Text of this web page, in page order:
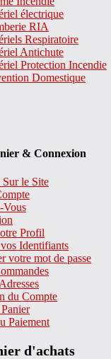
électrique
RIA
Respiratoire
Antichute
Protection Incendie
Domestique
& Connexion
Sur le Site
Vous
Profil
Identifiants
votre mot de passe
du Compte
Paiement
d'achats